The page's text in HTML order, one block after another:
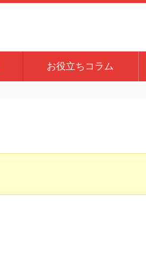
お役立ちコラム